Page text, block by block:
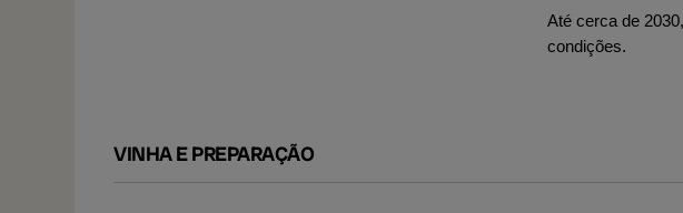
Até cerca de
condições.
VINHA E PREPARAÇÃO